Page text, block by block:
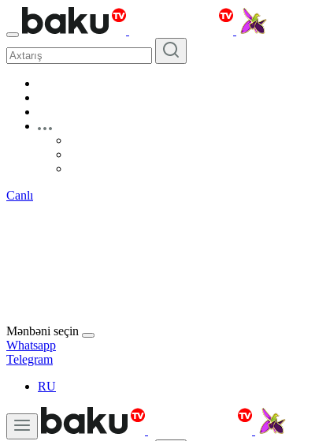
Canlı
Mənbəni seçin
Whatsapp
Telegram
RU